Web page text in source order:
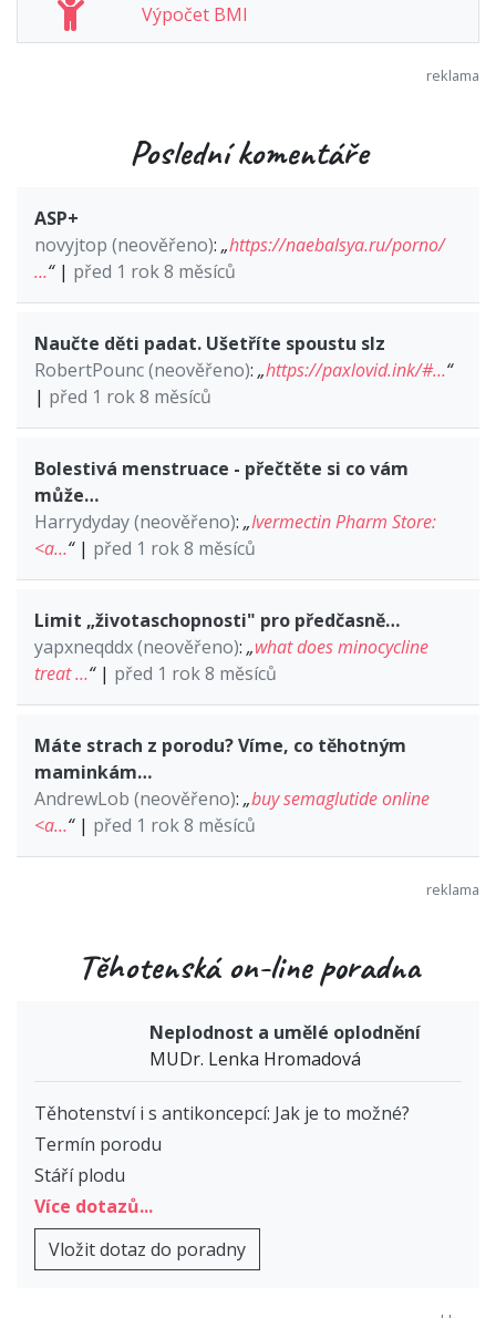
Výpočet BMI
Poslední komentáře
ASP+
novyjtop (neověřeno): „https://naebalsya.ru/porno/
…“| před 1 rok 8 měsíců
Naučte děti padat. Ušetříte spoustu slz
RobertPounc (neověřeno): „https://paxlovid.ink/#…“
| před 1 rok 8 měsíců
Bolestivá menstruace - přečtěte si co vám
může…
Harrydyday (neověřeno): „Ivermectin Pharm Store:
<a…“| před 1 rok 8 měsíců
Limit „životaschopnosti" pro předčasně…
yapxneqddx (neověřeno): „what does minocycline
treat …“| před 1 rok 8 měsíců
Máte strach z porodu? Víme, co těhotným
maminkám…
AndrewLob (neověřeno): „buy semaglutide online
<a…“| před 1 rok 8 měsíců
Těhotenská on-line poradna
Neplodnost a umělé oplodnění
MUDr. Lenka Hromadová
Těhotenství i s antikoncepcí: Jak je to možné?
Termín porodu
Stáří plodu
Více dotazů...
Vložit dotaz do poradny